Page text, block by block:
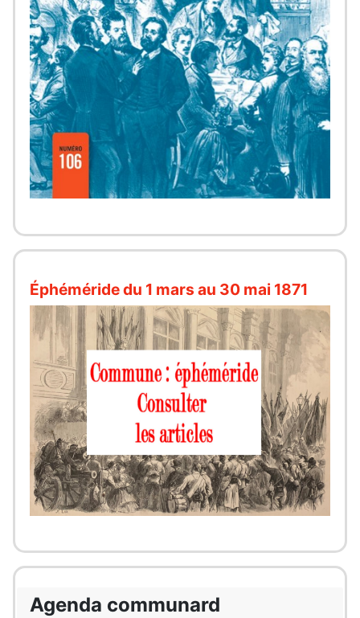
Éphéméride du 1 mars au 30 mai 1871
Agenda communard